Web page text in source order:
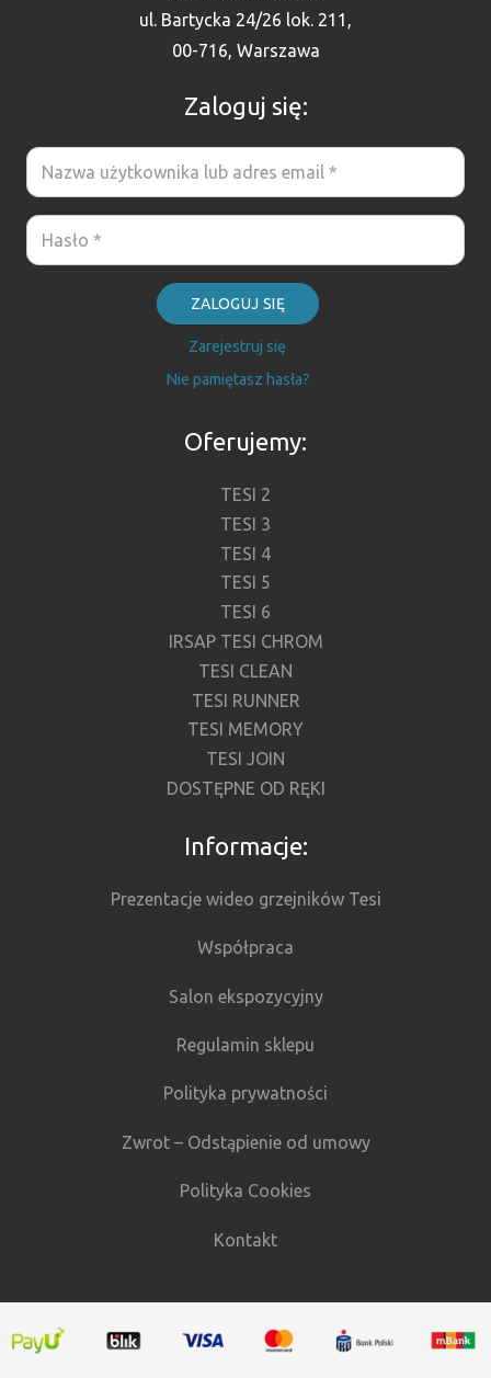
ul. Bartycka 24/26 lok. 211,
00-716, Warszawa
Zaloguj się:
ZALOGUJ SIĘ
Zarejestruj się
Nie pamiętasz hasła?
Oferujemy:
TESI 2
TESI 3
TESI 4
TESI 5
TESI 6
IRSAP TESI CHROM
TESI CLEAN
TESI RUNNER
TESI MEMORY
TESI JOIN
DOSTĘPNE OD RĘKI
Informacje:
Prezentacje wideo grzejników Tesi
Współpraca
Salon ekspozycyjny
Regulamin sklepu
Polityka prywatności
Zwrot – Odstąpienie od umowy
Polityka Cookies
Kontakt